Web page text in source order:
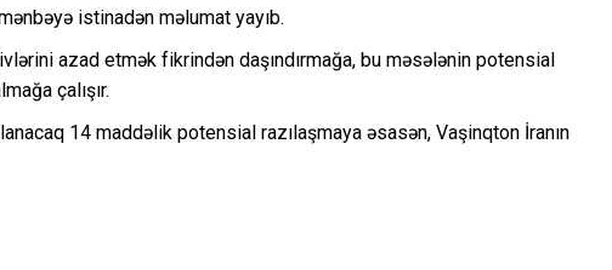
istinadən məlumat yayıb.
azad etmək fikrindən daşındırmağa, bu məsələnin potensial
çalışır.
14 maddəlik potensial razılaşmaya əsasən, Vaşinqton İranın